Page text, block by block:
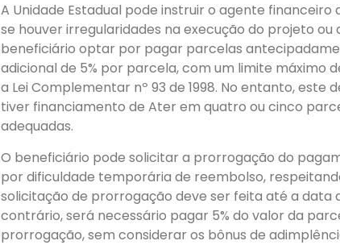
A Unidade Estadual pode instruir o agente
se houver irregularidades na execução do projeto
beneficiário optar por pagar parcelas
adicional de 5% por parcela, com um limite máximo
a Lei Complementar nº 93 de 1998. No entanto, este
tiver financiamento de Ater em quatro ou cinco
adequadas.
O beneficiário pode solicitar a prorrogação do
por dificuldade temporária de reembolso,
solicitação de prorrogação deve ser feita até a data
contrário, será necessário pagar 5% do valor da
prorrogação, sem considerar os bônus de